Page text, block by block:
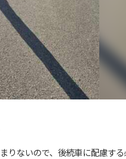
りないので、後続車に配慮す